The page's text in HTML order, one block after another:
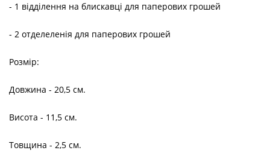
- 1 відділення на блискавці для паперових грошей
- 2 отделеленія для паперових грошей
Розмір:
Довжина - 20,5 см.
Висота - 11,5 см.
Товщина - 2,5 см.